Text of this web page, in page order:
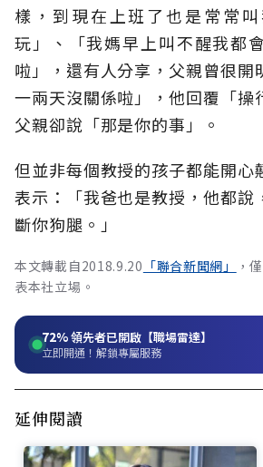
樣，到現在上班了也是常常
玩」、「我媽早上叫不醒我都
啦」，還有人分享，父親曾很開
一兩天沒關係啦」，他回覆「操
父親卻說「那是你的事」。
但並非每個教授的孩子都能開心
表示：「我爸也是教授，他都說
斷你狗腿。」
本文轉載自2018.9.20 「聯合新聞網」
，
表本社立場。
72%領先者已開啟【職場雷達】
立即開通！解鎖專屬服務
延伸閱讀